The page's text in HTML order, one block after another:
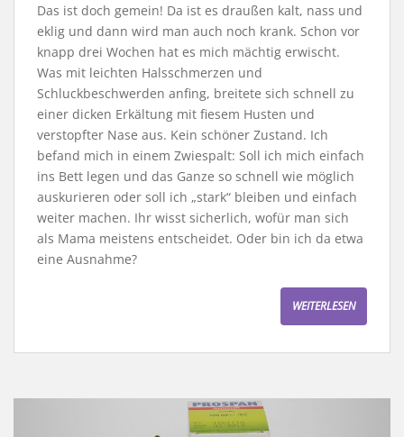
Das ist doch gemein! Da ist es draußen kalt, nass und
eklig und dann wird man auch noch krank. Schon vor
knapp drei Wochen hat es mich mächtig erwischt.
Was mit leichten Halsschmerzen und
Schluckbeschwerden anfing, breitete sich schnell zu
einer dicken Erkältung mit fiesem Husten und
verstopfter Nase aus. Kein schöner Zustand. Ich
befand mich in einem Zwiespalt: Soll ich mich einfach
ins Bett legen und das Ganze so schnell wie möglich
auskurieren oder soll ich „stark“ bleiben und einfach
weiter machen. Ihr wisst sicherlich, wofür man sich
als Mama meistens entscheidet. Oder bin ich da etwa
eine Ausnahme?
WEITERLESEN